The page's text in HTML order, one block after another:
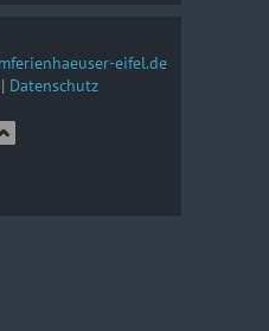
eifel.de
Datenschutz